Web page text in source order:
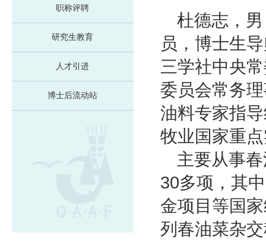
职称评聘
研究生教育
人才引进
博士后流动站
杜德志，
员，博士生
三学社中央
委员会常务
油料专家指
牧业国家重
主要从事
30多项，其
金项目等国
列春油菜杂